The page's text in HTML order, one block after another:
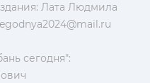
Лата Людмила
сегодня":